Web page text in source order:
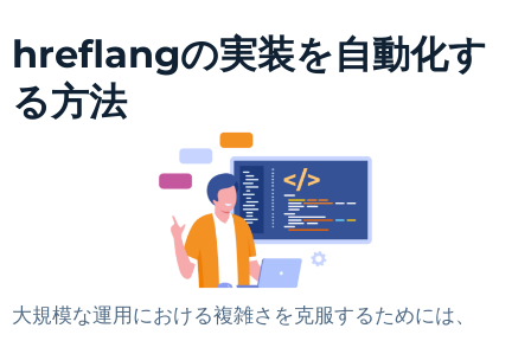
hreflangの実装を自動化す
る方法
大規模な運用における複雑さを克服するためには、